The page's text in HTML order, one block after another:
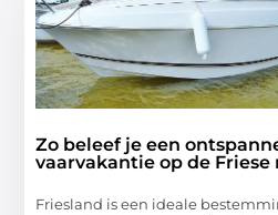
Zo beleef je een
vaarvakantie op de Friese
Friesland is een ideale